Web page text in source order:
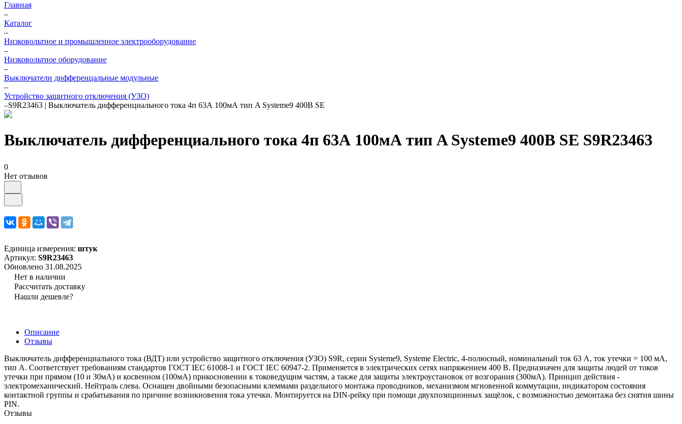
Главная
–
Каталог
–
Низковольтное и промышленное электрооборудование
–
Низковольтное оборудование
–
Выключатели дифференцальные модульные
–
Устройство защитного отключения (УЗО)
–S9R23463 | Выключатель дифференциального тока 4п 63А 100мА тип A Systeme9 400В SE
Выключатель дифференциального тока 4п 63А 100мА тип A Systeme9 400В SE S9R23463
0
Нет отзывов
Единица измерения: штук
Артикул: S9R23463
Обновлено 31.08.2025
Нет в наличии
Рассчитать доставку
Нашли дешевле?
Описание
Отзывы
Выключатель дифференциального тока (ВДТ) или устройство защитного отключения (УЗО) S9R, серии Systeme9, Systeme Electric, 4-полюсный, номинальный ток 63 А, ток утечки = 100 мА,
тип A. Соответствует требованиям стандартов ГОСТ IEC 61008-1 и ГОСТ IEC 60947-2. Применяется в электрических сетях напряжением 400 В. Предназначен для защиты людей от токов
утечки при прямом (10 и 30мА) и косвенном (100мА) прикосновении к токоведущим частям, а также для защиты электроустановок от возгорания (300мА). Принцип действия -
электромеханический. Нейтраль слева. Оснащен двойными безопасными клеммами раздельного монтажа проводников, механизмом мгновенной коммутации, индикатором состояния
контактной группы и срабатывания по причине возникновения тока утечки. Монтируется на DIN-рейку при помощи двухпозиционных защёлок, с возможностью демонтажа без снятия шины
PIN.
Отзывы